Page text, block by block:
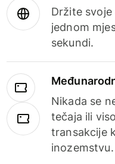
Držite
jednom
sekundi.
Nikada se
tečaja ili
transakcije
inozemstvu.